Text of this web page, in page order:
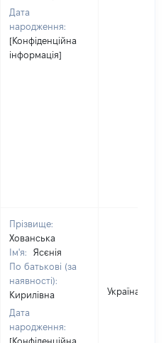
Дата
народження:
[Конфіденційна
інформація]
Прізвище:
Хованська
Ім'я:
Ясєнія
По батькові (за
наявності):
Кирилівна
Дата
народження:
[Конфіденційна
Україна